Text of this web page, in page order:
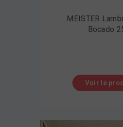
MEISTER
Bocado
Voir le